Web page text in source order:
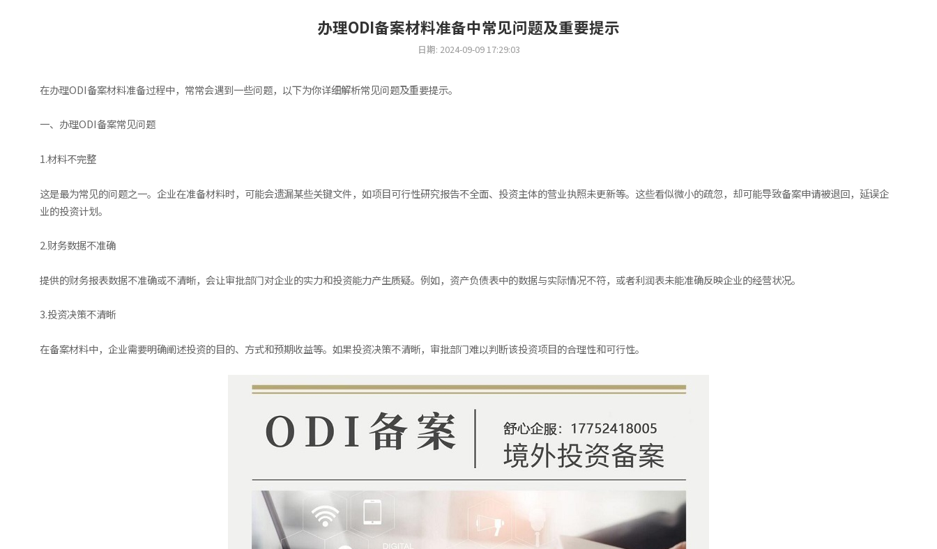
办理ODI备案材料准备中常见问题及重要提示
日期: 2024-09-09 17:29:03
在办理ODI备案材料准备过程中，常常会遇到一些问题，以下为你详细解析常见问题及重要提示。
一、办理ODI备案常见问题
1.材料不完整
这是最为常见的问题之一。企业在准备材料时，可能会遗漏某些关键文件，如项目可行性研究报告不全面、投资主体的营业执照未更新等。这些看似微小的疏忽，却可能导致备案申请被退回，延误企
业的投资计划。
2.财务数据不准确
提供的财务报表数据不准确或不清晰，会让审批部门对企业的实力和投资能力产生质疑。例如，资产负债表中的数据与实际情况不符，或者利润表未能准确反映企业的经营状况。
3.投资决策不清晰
在备案材料中，企业需要明确阐述投资的目的、方式和预期收益等。如果投资决策不清晰，审批部门难以判断该投资项目的合理性和可行性。